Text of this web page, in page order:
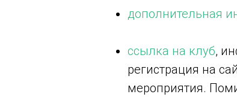
дополнительная
ссылка на клуб,
регистрация на
мероприятия.